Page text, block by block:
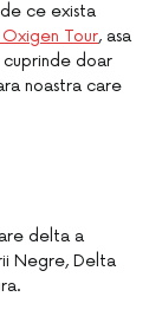
ce exista
Oxigen Tour, asa
doar
noastra care
delta a
Negre, Delta